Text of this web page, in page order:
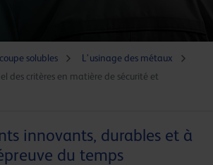
solubles
L’usinage des métaux
des critères en matière de sécurité et
innovants, durables et à
du temps